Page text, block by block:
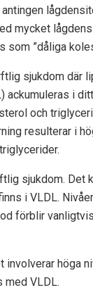
mycket
som ”dåliga
sjukdom där
ackumuleras i
och
resulterar i
sjukdom. Det
i VLDL.
förblir
involverar höga
med VLDL.